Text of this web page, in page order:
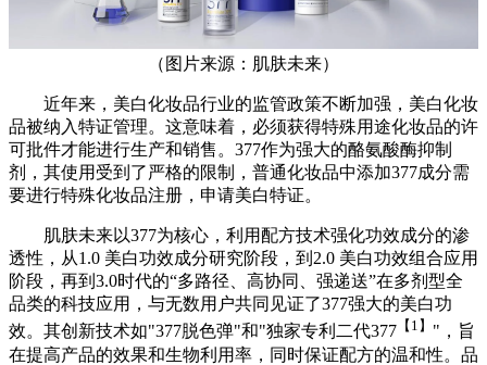
（图片来源：肌肤未来）
近年来，美白化妆品行业的监管政策不断加强，美白化妆
品被纳入特证管理。这意味着，必须获得特殊用途化妆品的许
可批件才能进行生产和销售。377作为强大的酪氨酸酶抑制
剂，其使用受到了严格的限制，普通化妆品中添加377成分需
要进行特殊化妆品注册，申请美白特证。
肌肤未来以377为核心，利用配方技术强化功效成分的渗
透性，从1.0 美白功效成分研究阶段，到2.0 美白功效组合应用
阶段，再到3.0时代的“多路径、高协同、强递送”在多剂型全
品类的科技应用，与无数用户共同见证了377强大的美白功
效。其创新技术如"377脱色弹"和"独家专利二代377 【1】 "，旨
在提高产品的效果和生物利用率，同时保证配方的温和性。品